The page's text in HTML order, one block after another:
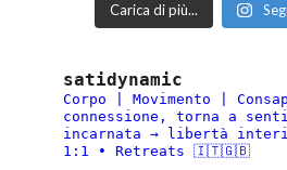
Carica di più...
satidynamic
Corpo | Movimento |
connessione, torna a
incarnata → libertà
1:1 • Retreats 🇮🇹🇬🇧